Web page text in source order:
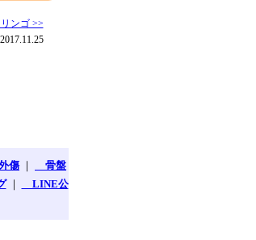
ンゴ >>
2017.11.25
傷 ｜
骨盤
｜
LINE公